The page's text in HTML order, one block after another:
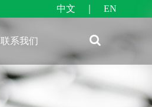
中文 EN
联系我们